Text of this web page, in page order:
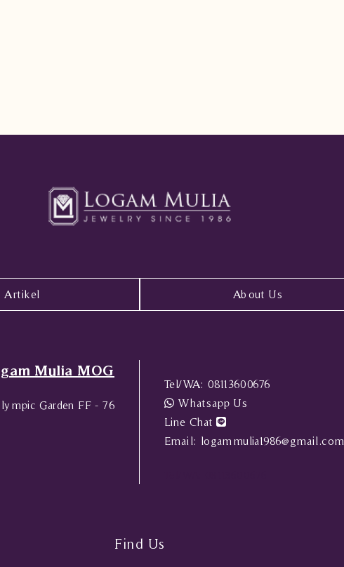
Artikel About Us
Mulia MOG
Garden FF - 76
Tel/WA: 08113600676
Whatsapp Us
Line Chat
Email: logammulia1986@gmail.com
Find Us